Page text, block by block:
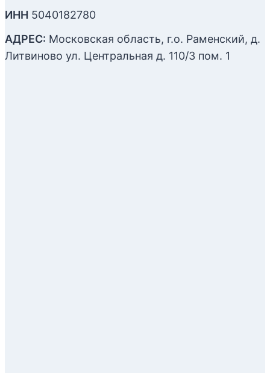
ИНН 5040182780
АДРЕС: Московская область, г.о. Раменский, д.
Литвиново ул. Центральная д. 110/3 пом. 1